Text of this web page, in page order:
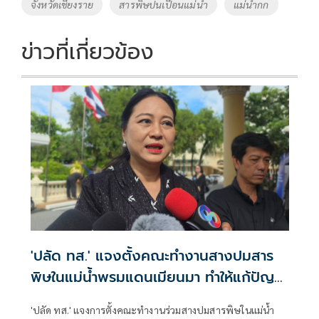
k k
จังหวัดเชียงราย สารพิษปนเปื้อนแม่น้ำ แม่น้ำกก
ข่าวที่เกี่ยวข้อง
'ปลัด ทส.' แจงตั้งคณะทำงานสางปมสาร
พิษในแม่น้ำพรมแดนเมียนมา ทำให้แก้ปัญหา
'ปลัด ทส.' แจงการตั้งคณะทำงานร่วมสางปมสารพิษในแม่น้ำ